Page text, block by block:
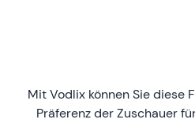
Mit Vodlix können Sie diese
Präferenz der Zuschauer